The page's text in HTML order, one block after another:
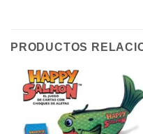
PRODUCTOS